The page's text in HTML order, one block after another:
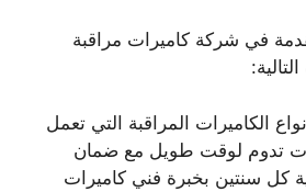
في شركة كاميرات مراقبة
الكاميرات المراقبة التي تعمل
تدوم لوقت طويل مع ضمان
كل سنتين بخبرة فني كاميرات